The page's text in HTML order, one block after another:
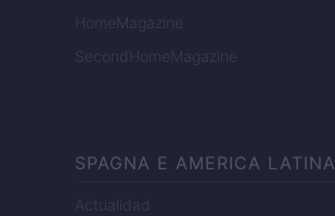
HomeMagazine
SecondHomeMagazine
SPAGNA E AMERICA LATINA
Actualidad